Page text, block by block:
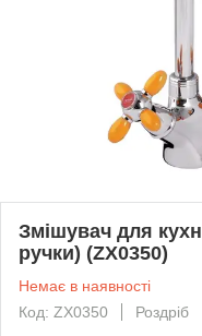
Змішувач для
ручки) (ZX0350)
Немає в наявності
Код: ZX0350
Роздріб